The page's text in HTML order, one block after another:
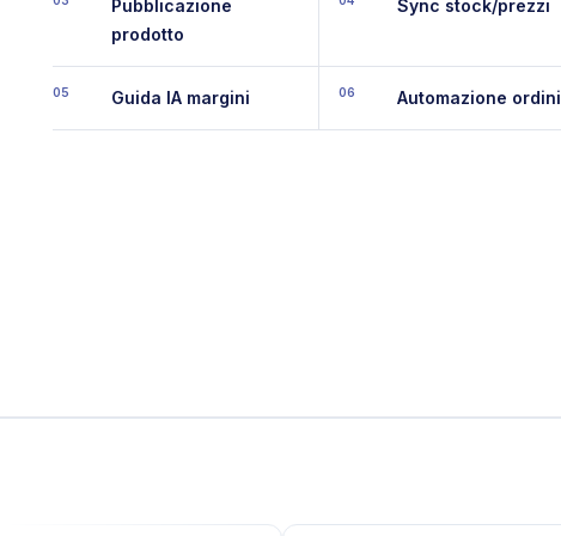
Pubblicazione
prodotto
Sync stock/prezzi
05 Guida IA margini 06 Automazione ordini